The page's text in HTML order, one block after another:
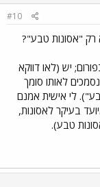
#10
רק "אסונות טבע"?
יש (לאו דווקא
לאותו סומך
לי אישית אמנם
בעיקר לאסונות,
טבע).